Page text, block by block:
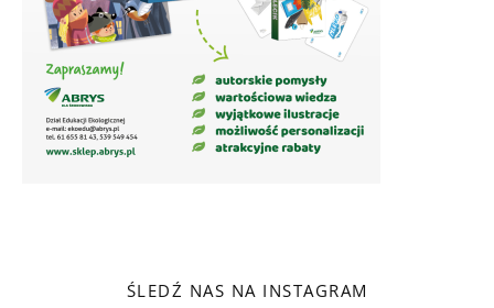
ŚLEDŹ NAS NA INSTAGRAM